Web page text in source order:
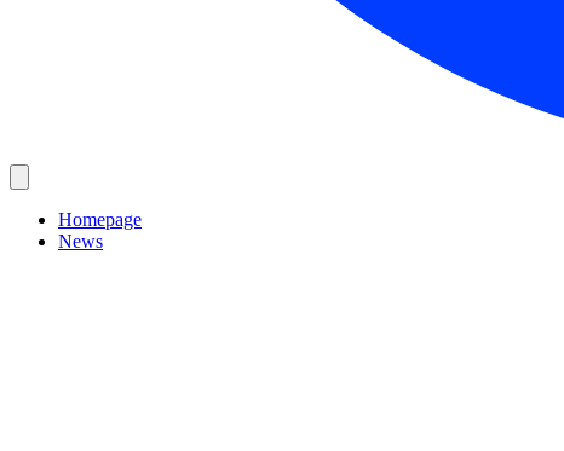
Homepage
News